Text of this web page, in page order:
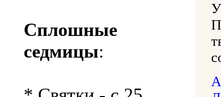
Сплошные
седмицы: